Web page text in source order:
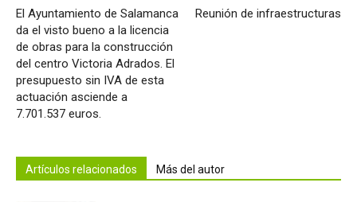
El Ayuntamiento de Salamanca
da el visto bueno a la licencia
de obras para la construcción
del centro Victoria Adrados. El
presupuesto sin IVA de esta
actuación asciende a
7.701.537 euros.
Reunión de infraestructuras
Artículos relacionados Más del autor